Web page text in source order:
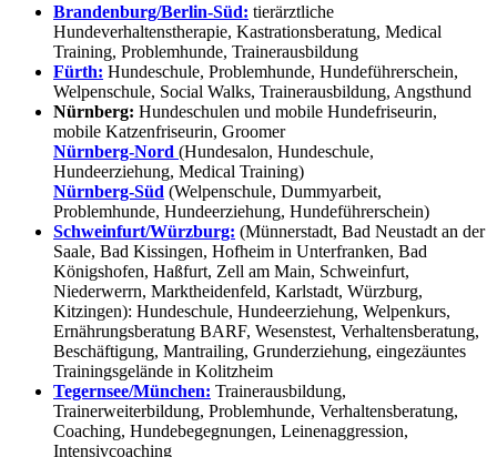
Brandenburg/Berlin-Süd: tierärztliche
Hundeverhaltenstherapie, Kastrationsberatung, Medical
Training, Problemhunde, Trainerausbildung
Fürth: Hundeschule, Problemhunde, Hundeführerschein,
Welpenschule, Social Walks, Trainerausbildung, Angsthund
Nürnberg: Hundeschulen und mobile Hundefriseurin,
mobile Katzenfriseurin, Groomer
Nürnberg-Nord (Hundesalon, Hundeschule,
Hundeerziehung, Medical Training)
Nürnberg-Süd (Welpenschule, Dummyarbeit,
Problemhunde, Hundeerziehung, Hundeführerschein)
Schweinfurt/Würzburg: (Münnerstadt, Bad Neustadt an der
Saale, Bad Kissingen, Hofheim in Unterfranken, Bad
Königshofen, Haßfurt, Zell am Main, Schweinfurt,
Niederwerrn, Marktheidenfeld, Karlstadt, Würzburg,
Kitzingen): Hundeschule, Hundeerziehung, Welpenkurs,
Ernährungsberatung BARF, Wesenstest, Verhaltensberatung,
Beschäftigung, Mantrailing, Grunderziehung, eingezäuntes
Trainingsgelände in Kolitzheim
Tegernsee/München: Trainerausbildung,
Trainerweiterbildung, Problemhunde, Verhaltensberatung,
Coaching, Hundebegegnungen, Leinenaggression,
Intensivcoaching